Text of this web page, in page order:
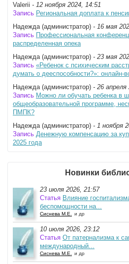
Valerii - 12 ноября 2024, 14:51
Запись Региональная доплата к
Надежда (администратор) - 16 мая
Запись Профессиональная
распределенная опека
Надежда (администратор) - 23 мая
Запись «Ребенок с психическим
думать о дееспособности?»: онлайн-
Надежда (администратор) - 26 апреля
Запись Можно ли обучать ребенка в
общеобразовательной программе,
ПМПК?
Надежда (администратор) - 1 ноября
Запись Денежную компенсацию за
2025 года
Новинки
23 июля 2026, 21:57
Статья Влияние
беспомощности на...
Сиснева М.Е. и др
10 июля 2026, 23:12
Статья От патернализма к
международный...
Сиснева М.Е. и др